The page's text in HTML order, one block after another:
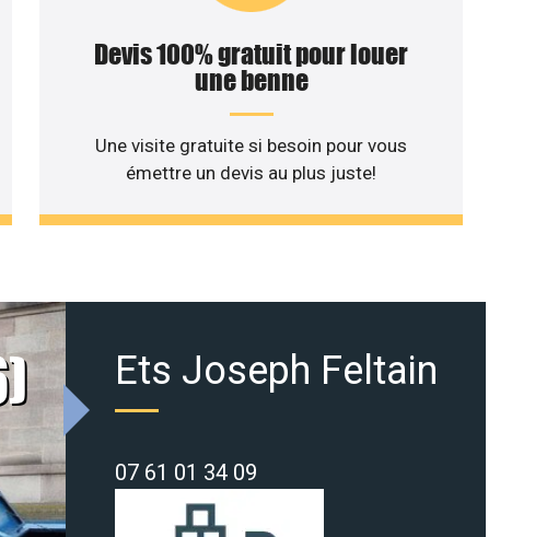
Devis 100% gratuit pour louer
une benne
Une visite gratuite si besoin pour vous
émettre un devis au plus juste!
Ets Joseph Feltain
07 61 01 34 09